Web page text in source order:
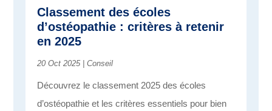
Classement des écoles
d’ostéopathie : critères à retenir
en 2025
20 Oct 2025|Conseil
Découvrez le classement 2025 des écoles
d’ostéopathie et les critères essentiels pour bien